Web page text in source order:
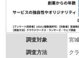
調査対象 宮
調査方法 ク